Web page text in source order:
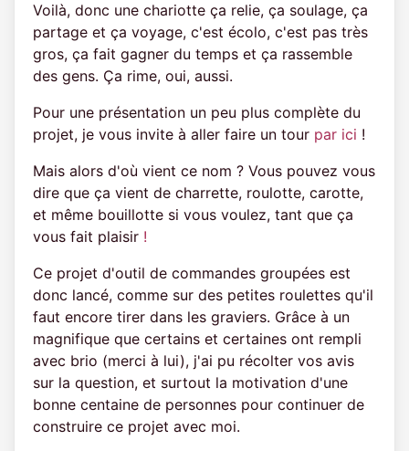
Voilà, donc une chariotte ça relie, ça soulage, ça
partage et ça voyage, c'est écolo, c'est pas très
gros, ça fait gagner du temps et ça rassemble
des gens. Ça rime, oui, aussi.
Pour une présentation un peu plus complète du
projet, je vous invite à aller faire un tour par ici !
Mais alors d'où vient ce nom ? Vous pouvez vous
dire que ça vient de charrette, roulotte, carotte,
et même bouillotte si vous voulez, tant que ça
vous fait plaisir !
Ce projet d'outil de commandes groupées est
donc lancé, comme sur des petites roulettes qu'il
faut encore tirer dans les graviers. Grâce à un
magnifique que certains et certaines ont rempli
avec brio (merci à lui), j'ai pu récolter vos avis
sur la question, et surtout la motivation d'une
bonne centaine de personnes pour continuer de
construire ce projet avec moi.